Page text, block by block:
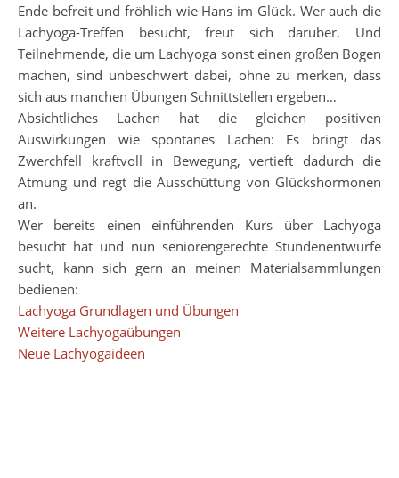
Ende befreit und fröhlich wie Hans im Glück. Wer auch die
Lachyoga-Treffen besucht, freut sich darüber. Und
Teilnehmende, die um Lachyoga sonst einen großen Bogen
machen, sind unbeschwert dabei, ohne zu merken, dass
sich aus manchen Übungen Schnittstellen ergeben…
Absichtliches Lachen hat die gleichen positiven
Auswirkungen wie spontanes Lachen: Es bringt das
Zwerchfell kraftvoll in Bewegung, vertieft dadurch die
Atmung und regt die Ausschüttung von Glückshormonen
an.
Wer bereits einen einführenden Kurs über Lachyoga
besucht hat und nun seniorengerechte Stundenentwürfe
sucht, kann sich gern an meinen Materialsammlungen
bedienen:
Lachyoga Grundlagen und Übungen
Weitere Lachyogaübungen
Neue Lachyogaideen